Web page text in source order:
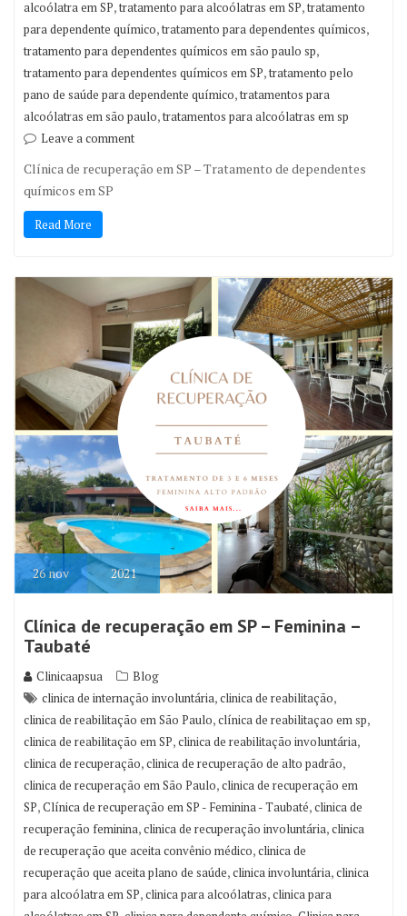
alcoólatra em SP,tratamento para alcoólatras em SP,tratamento
para dependente químico,tratamento para dependentes químicos,
tratamento para dependentes químicos em são paulo sp,
tratamento para dependentes químicos em SP,tratamento pelo
pano de saúde para dependente químico,tratamentos para
alcoólatras em são paulo,tratamentos para alcoólatras em sp
Leave a comment
Clínica de recuperação em SP – Tratamento de dependentes
químicos em SP
Read More
26nov 2021
Clínica de recuperação em SP – Feminina –
Taubaté
Clinicaapsua
Blog
clinica de internação involuntária,clinica de reabilitação,
clinica de reabilitação em São Paulo,clínica de reabilitaçao em sp,
clinica de reabilitação em SP,clinica de reabilitação involuntária,
clinica de recuperação,clinica de recuperação de alto padrão,
clinica de recuperação em São Paulo,clinica de recuperação em
SP,Clínica de recuperação em SP - Feminina - Taubaté,clinica de
recuperação feminina,clinica de recuperação involuntária,clinica
de recuperação que aceita convênio médico,clinica de
recuperação que aceita plano de saúde,clinica involuntária,clinica
para alcoólatra em SP,clinica para alcoólatras,clinica para